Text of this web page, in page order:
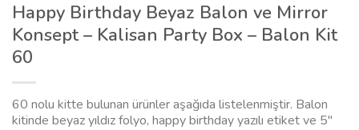
Happy Birthday Beyaz Balon ve Mirror
Konsept – Kalisan Party Box – Balon Kit
60
60 nolu kitte bulunan ürünler aşağıda listelenmiştir. Balon
kitinde beyaz yıldız folyo, happy birthday yazılı etiket ve 5″